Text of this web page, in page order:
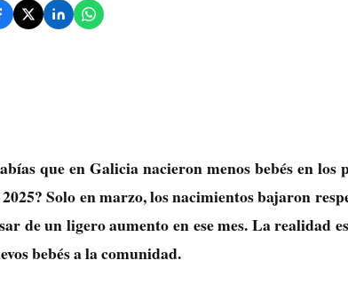
que en Galicia nacieron menos bebés en los
Solo en marzo, los nacimientos bajaron
de un ligero aumento en ese mes. La realidad
bebés a la comunidad.